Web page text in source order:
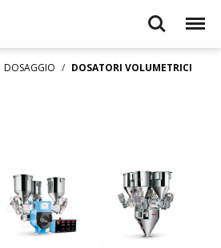
Search Menu
DOSAGGIO DOSATORI VOLUMETRICI